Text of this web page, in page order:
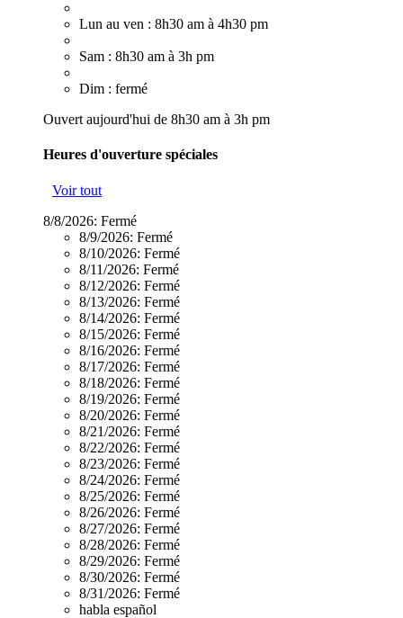
Lun au ven : 8h30 am à 4h30 pm
Sam : 8h30 am à 3h pm
Dim : fermé
Ouvert aujourd'hui de 8h30 am à 3h pm
Heures d'ouverture spéciales
Voir tout
8/8/2026: Fermé
8/9/2026: Fermé
8/10/2026: Fermé
8/11/2026: Fermé
8/12/2026: Fermé
8/13/2026: Fermé
8/14/2026: Fermé
8/15/2026: Fermé
8/16/2026: Fermé
8/17/2026: Fermé
8/18/2026: Fermé
8/19/2026: Fermé
8/20/2026: Fermé
8/21/2026: Fermé
8/22/2026: Fermé
8/23/2026: Fermé
8/24/2026: Fermé
8/25/2026: Fermé
8/26/2026: Fermé
8/27/2026: Fermé
8/28/2026: Fermé
8/29/2026: Fermé
8/30/2026: Fermé
8/31/2026: Fermé
habla español